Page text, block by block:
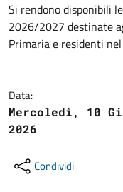
Si rendono disponibili
2026/2027 destinate
Primaria e residenti
Data:
Mercoledì, 10
2026
Condividi